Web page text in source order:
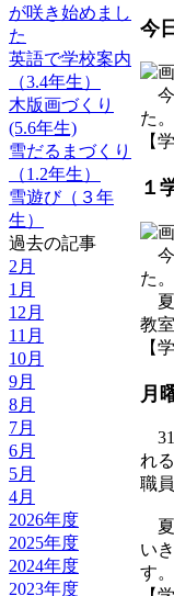
が咲き始めまし
た
英語で学校案内
（3.4年生）
木版画づくり
(5.6年生)
雪だるまづくり
（1.2年生）
雪遊び（３年
生）
過去の記事
2月
1月
12月
11月
10月
9月
8月
7月
6月
5月
4月
2026年度
2025年度
2024年度
2023年度
今
今
た
【
１
今
た
夏
教
【
月
31
れ
職
夏
い
す。